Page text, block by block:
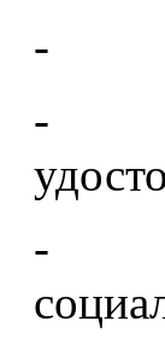
-
-
-